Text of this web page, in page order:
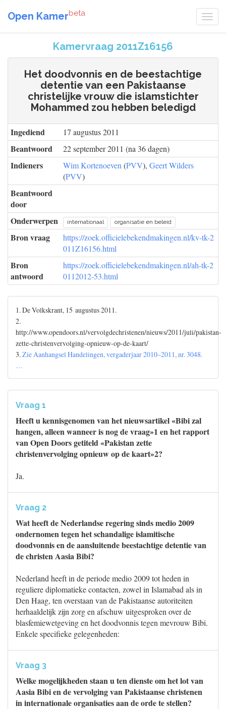
Open Kamerbeta
Kamervraag 2011Z16156
Het doodvonnis en de beestachtige
detentie van een Pakistaanse
christelijke vrouw die islamstichter
Mohammed zou hebben beledigd
Ingediend 17 augustus 2011
Beantwoord 22 september 2011 (na 36 dagen)
Indieners Wim Kortenoeven (PVV), Geert Wilders
(PVV)
Beantwoord
door
Onderwerpen
internationaal organisatie en beleid
Bron vraag
https://zoek.officielebekendmakingen.nl/kv-tk-2
011Z16156.html
Bron
antwoord
https://zoek.officielebekendmakingen.nl/ah-tk-2
0112012-53.html
1. De Volkskrant, 15 augustus 2011.
2.
http://www.opendoors.nl/vervolgdechristenen/nieuws/2011/juli/pakistan-
zette-christenvervolging-opnieuw-op-de-kaart/
3.Zie Aanhangsel Handelingen, vergaderjaar 2010–2011, nr. 3048.
…
Vraag 1
Heeft u kennisgenomen van het nieuwsartikel «Bibi zal
hangen, alleen wanneer is nog de vraag»1 en het rapport
van Open Doors getiteld «Pakistan zette
christenvervolging opnieuw op de kaart»2?
Ja.
Vraag 2
Wat heeft de Nederlandse regering sinds medio 2009
ondernomen tegen het schandalige islamitische
doodvonnis en de aansluitende beestachtige detentie van
de christen Aasia Bibi?
Nederland heeft in de periode medio 2009 tot heden in
reguliere diplomatieke contacten, zowel in Islamabad als in
Den Haag, ten overstaan van de Pakistaanse autoriteiten
herhaaldelijk zijn zorg en afschuw uitgesproken over de
blasfemiewetgeving en het doodvonnis tegen mevrouw Bibi.
Enkele specifieke gelegenheden:
Vraag 3
Welke mogelijkheden staan u ten dienste om het lot van
Aasia Bibi en de vervolging van Pakistaanse christenen
in internationale organisaties aan de orde te stellen?